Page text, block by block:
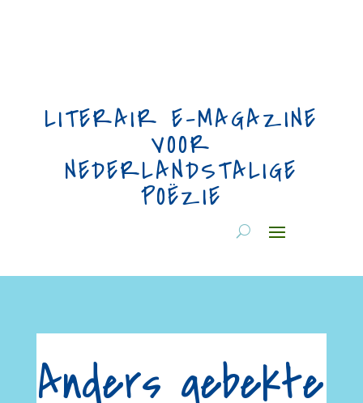
LITERAIR E-MAGAZINE
VOOR
NEDERLANDSTALIGE
POËZIE
Anders gebekte